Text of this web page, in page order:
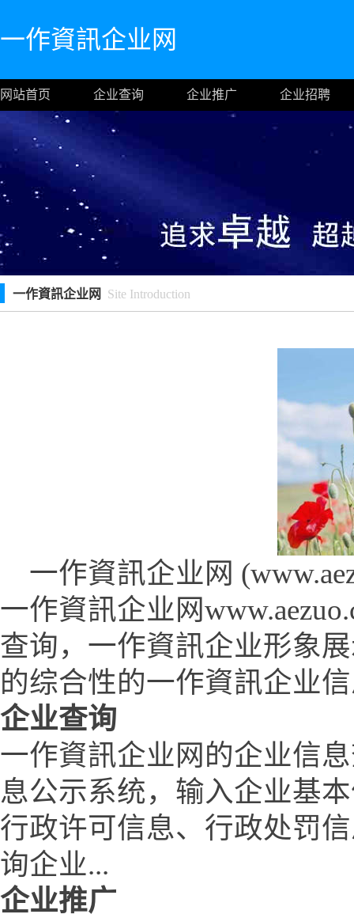
一作資訊企业网
网站首页 企业查询 企业推广 企业招聘
一作資訊企业网 Site Introduction
一作資訊企业网
一作資訊企业网
查询，一作資訊企业形象
的综合性的一作資訊企业
企业查询
一作資訊企业网的企业信
息公示系统，输入企业基
行政许可信息、行政处罚
询企业...
企业推广